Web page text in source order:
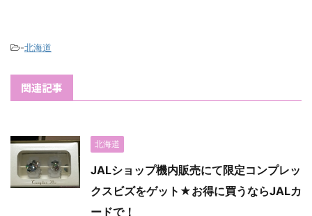
-北海道
関連記事
北海道
JALショップ機内販売にて限定コンプレッ
クスビズをゲット★お得に買うならJALカ
ードで！